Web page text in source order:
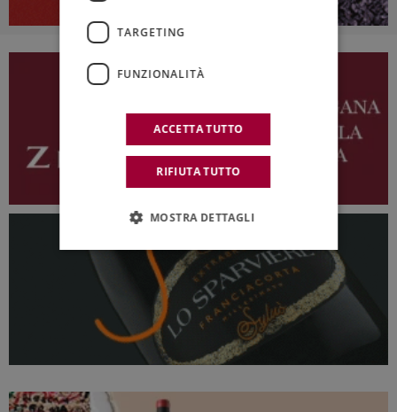
TARGETING
FUNZIONALITÀ
ACCETTA TUTTO
RIFIUTA TUTTO
MOSTRA DETTAGLI